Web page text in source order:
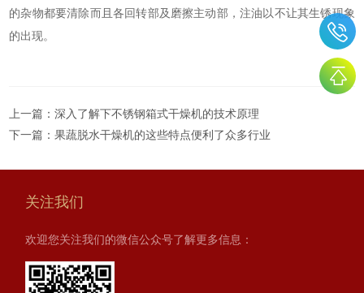
的杂物都要清除而且各回转部及磨擦主动部，注油以不让其生锈现象
的出现。
上一篇：深入了解下不锈钢箱式干燥机的技术原理
下一篇：果蔬脱水干燥机的这些特点便利了众多行业
关注我们
欢迎您关注我们的微信公众号了解更多信息：